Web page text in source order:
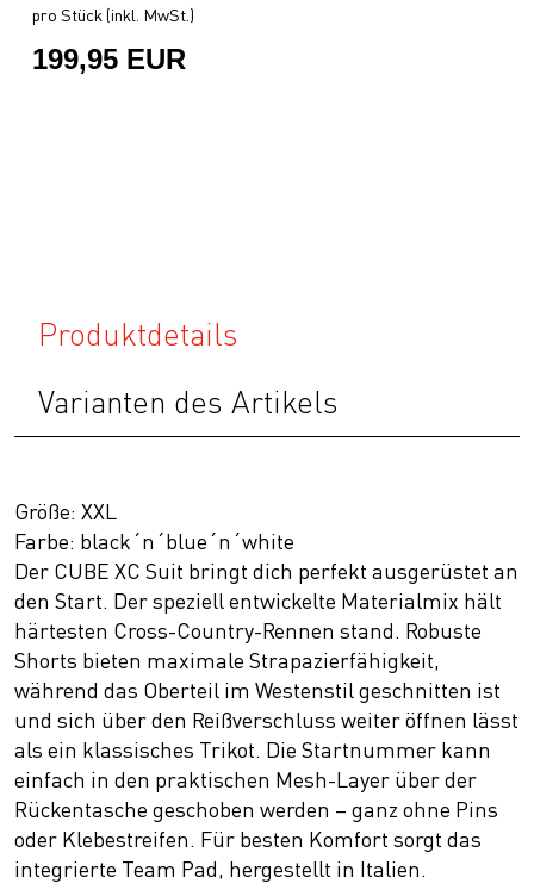
pro Stück (inkl. MwSt.)
199,95 EUR
Produktdetails
Varianten des Artikels
Größe: XXL
Farbe: black´n´blue´n´white
Der CUBE XC Suit bringt dich perfekt ausgerüstet an
den Start. Der speziell entwickelte Materialmix hält
härtesten Cross-Country-Rennen stand. Robuste
Shorts bieten maximale Strapazierfähigkeit,
während das Oberteil im Westenstil geschnitten ist
und sich über den Reißverschluss weiter öffnen lässt
als ein klassisches Trikot. Die Startnummer kann
einfach in den praktischen Mesh-Layer über der
Rückentasche geschoben werden – ganz ohne Pins
oder Klebestreifen. Für besten Komfort sorgt das
integrierte Team Pad, hergestellt in Italien.